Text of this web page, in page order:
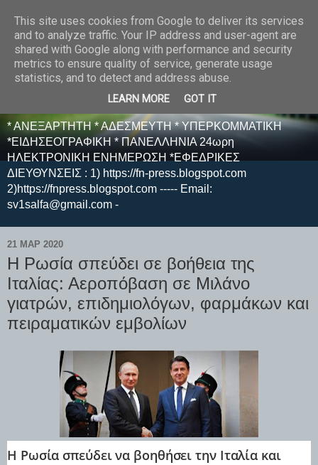
E F E N P R E S S -
ΗΛΕΚΤΡΟΝΙΚΗ
ΕΦΗΜΕΡΙΔΑ
* ΑΝΕΞΑΡΤΗΤΗ * ΑΔΕΣΜΕΥΤΗ * ΥΠΕΡΚΟΜΜΑΤΙΚΗ
*ΕΙΔΗΣΕΟΓΡΑΦΙΚΗ * ΠΑΝΕΛΛΗΝΙΑ 24ωρη
ΗΛΕΚΤΡΟΝΙΚΗ ΕΝΗΜΕΡΩΣΗ *ΕΦΕΔΡΙΚΕΣ
ΔΙΕΥΘΥΝΣΕΙΣ : 1) https://fn-press.blogspot.com
2)https://fnpress.blogspot.com ----- Email:
sv1salfa@gmail.com -
21 ΜΑΡ 2020
Η Ρωσία σπεύδει σε βοήθεια της
Ιταλίας: Αεροπόβαση σε Μιλάνο
γιατρών, επιδημιολόγων, φαρμάκων και
πειραματικών εμβολίων
Η Ρωσία σπεύδει να βοηθήσει την Ιταλία και
This site uses cookies from Google to deliver its services
and to analyze traffic. Your IP address and user-agent are
shared with Google along with performance and security
metrics to ensure quality of service, generate usage
statistics, and to detect and address abuse.
LEARN MORE GOT IT